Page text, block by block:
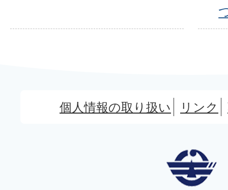
個人情報の取り扱い リンク